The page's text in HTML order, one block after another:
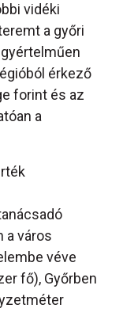
vidéki
a győri
érkező
forint és az
a
a város
véve
fő), Győrben